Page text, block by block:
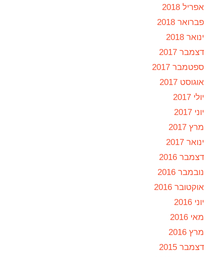
אפריל 2018
פברואר 2018
ינואר 2018
דצמבר 2017
ספטמבר 2017
אוגוסט 2017
יולי 2017
יוני 2017
מרץ 2017
ינואר 2017
דצמבר 2016
נובמבר 2016
אוקטובר 2016
יוני 2016
מאי 2016
מרץ 2016
דצמבר 2015